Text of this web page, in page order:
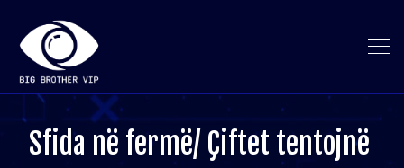
Sfida në fermë/ Çiftet tentojnë